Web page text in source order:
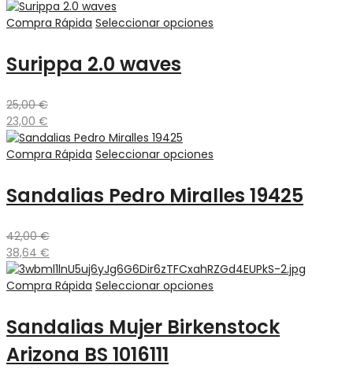
Compra Rápida Seleccionar opciones
Surippa 2.0 waves
25,00€
23,00 €
Compra Rápida Seleccionar opciones
Sandalias Pedro Miralles 19425
42,00€
38,64 €
Compra Rápida Seleccionar opciones
Sandalias Mujer Birkenstock
Arizona BS 1016111